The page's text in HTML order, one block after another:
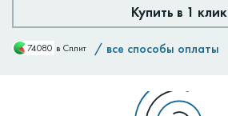
Купить в 1 клик
74080 в Сплит / все способы оплаты
Изменить